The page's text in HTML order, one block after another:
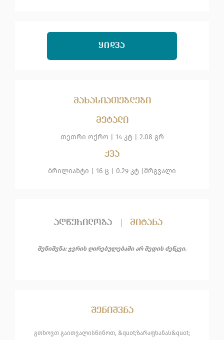
ᲧᲘᲓᲕᲐ
მახასიათებლები
მეტალი
თეთრი ოქრო 14 კტ | 2.08 გრ
ქვა
ბრილიანტი | 16 ც | 0.29 კტ | მრგვალი
აღწერილობა მიტანა
შენიშვნა: ჯვრის ღირებულებაში არ შედის ძეწკვი.
შენიშვნა
გთხოვთ გაითვალისწინოთ, &quot;ზარაფხანას&quot;